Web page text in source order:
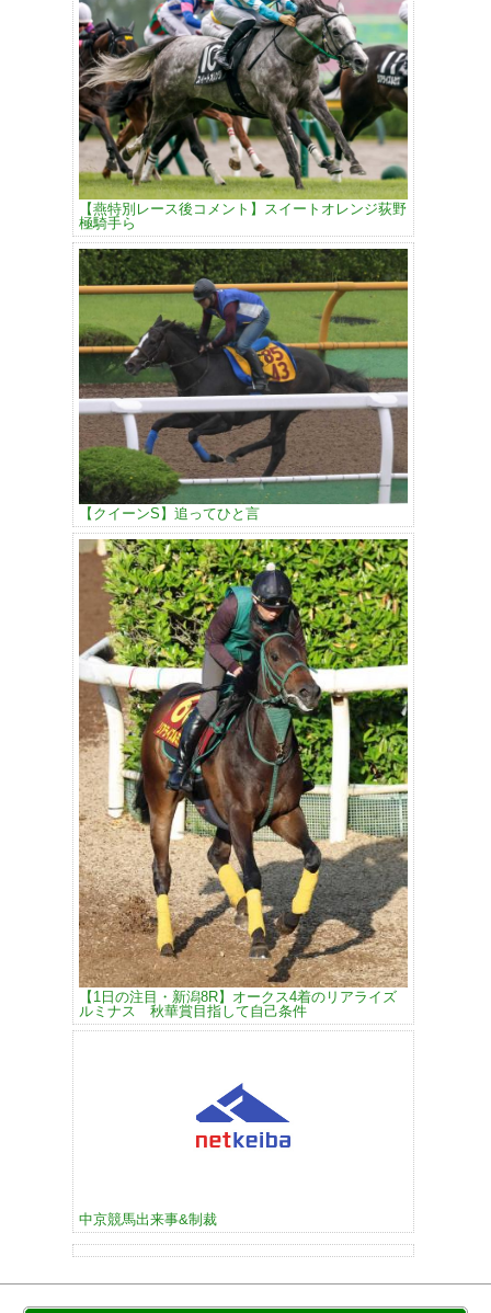
【燕特別レース後コメント】スイートオレンジ荻野
極騎手ら
【クイーンS】追ってひと言
【1日の注目・新潟8R】オークス4着のリアライズ
ルミナス 秋華賞目指して自己条件
中京競馬出来事&制裁